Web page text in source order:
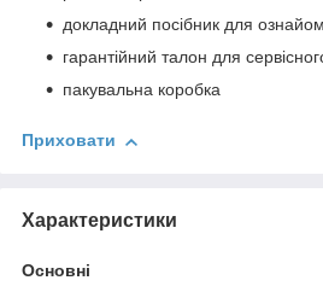
докладний посібник для
гарантійний талон для
пакувальна коробка
Приховати
Характеристики
Основні